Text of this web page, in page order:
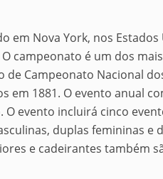
em Nova York, nos Estados
O campeonato é um dos
Campeonato Nacional
em 1881. O evento anual
O evento incluirá cinco
duplas femininas e
e cadeirantes também